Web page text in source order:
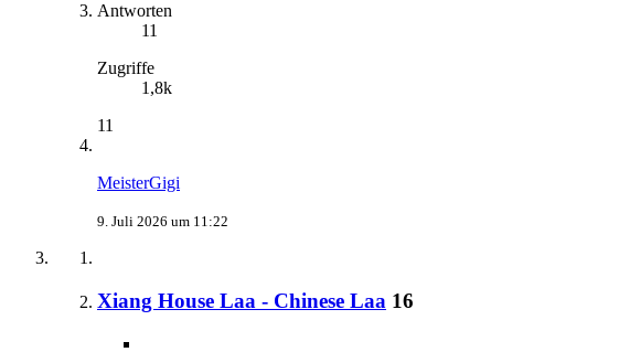
Antworten
11
Zugriffe
1,8k
11
MeisterGigi
9. Juli 2026 um 11:22
Xiang House Laa - Chinese Laa 16